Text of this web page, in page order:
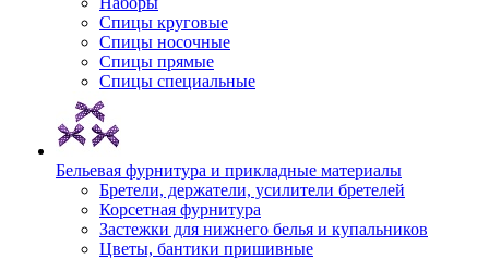
Спицы круговые
Спицы носочные
Спицы прямые
Спицы специальные
Бельевая фурнитура и прикладные материалы
Бретели, держатели, усилители бретелей
Корсетная фурнитура
Застежки для нижнего белья и купальников
Цветы, бантики пришивные